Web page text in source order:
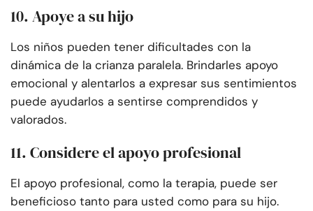
10. Apoye a su hijo
Los niños pueden tener dificultades con la
dinámica de la crianza paralela. Brindarles apoyo
emocional y alentarlos a expresar sus sentimientos
puede ayudarlos a sentirse comprendidos y
valorados.
11. Considere el apoyo profesional
El apoyo profesional, como la terapia, puede ser
beneficioso tanto para usted como para su hijo.